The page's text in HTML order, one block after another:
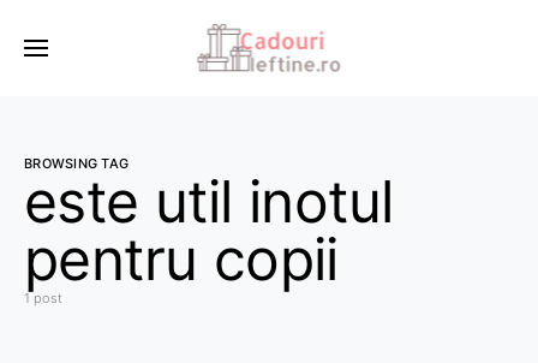
BROWSING TAG
este util inotul
pentru copii
1 post